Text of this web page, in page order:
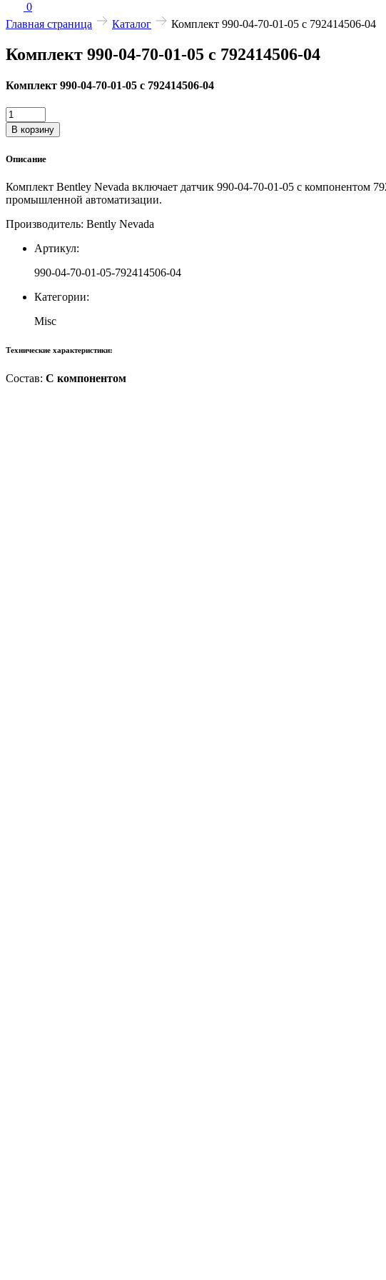
0
Главная страница
Каталог Комплект 990-04-70-01-05 с 792414506-04
Комплект 990-04-70-01-05 с 792414506-04
Комплект 990-04-70-01-05 с 792414506-04
Количество
товара
Комплект
04-
01-
05
792414506-
В корзину
Описание
Комплект Bentley Nevada включает датчик 990-04-70-01-05 с компонентом
промышленной автоматизации.
Производитель: Bently Nevada
Артикул:
990-04-70-01-05-792414506-04
Категории:
Misc
Технические характеристики:
Состав: С компонентом